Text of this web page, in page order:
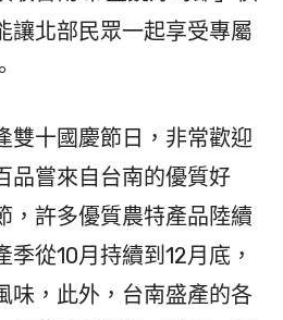
讓北部民眾一起享受專屬
十國慶節日，非常歡迎
品嘗來自台南的優質好
，許多優質農特產品陸續
從10月持續到12月底，
味，此外，台南盛產的各